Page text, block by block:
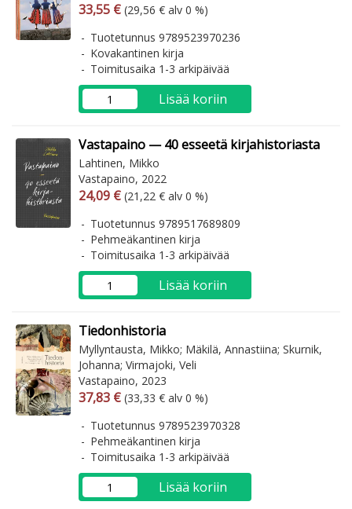
Arvonlisäverollinen hinta
33,55 € Arvonlisäveroton hinta
(29,56 € alv 0 %)
Tuotetunnus 9789523970236
Kovakantinen kirja
Toimitusaika 1-3 arkipäivää
Lisää koriin
Vastapaino — 40 esseetä kirjahistoriasta
Lahtinen, Mikko
Vastapaino, 2022
Arvonlisäverollinen hinta
24,09 € Arvonlisäveroton hinta
(21,22 € alv 0 %)
Tuotetunnus 9789517689809
Pehmeäkantinen kirja
Toimitusaika 1-3 arkipäivää
Lisää koriin
Tiedonhistoria
Myllyntausta, Mikko; Mäkilä, Annastiina; Skurnik,
Johanna; Virmajoki, Veli
Vastapaino, 2023
Arvonlisäverollinen hinta
37,83 € Arvonlisäveroton hinta
(33,33 € alv 0 %)
Tuotetunnus 9789523970328
Pehmeäkantinen kirja
Toimitusaika 1-3 arkipäivää
Lisää koriin